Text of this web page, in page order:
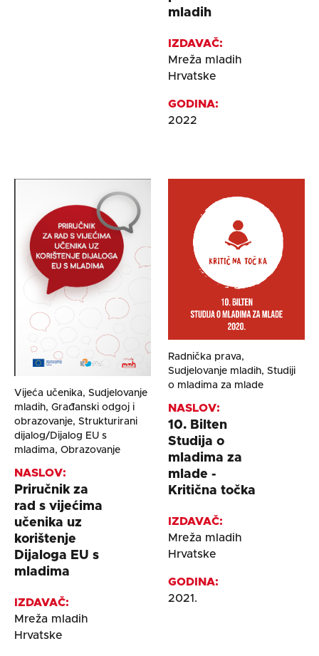
mladih
IZDAVAČ:
Mreža mladih
Hrvatske
GODINA:
2022
Vijeća učenika, Sudjelovanje
mladih, Građanski odgoj i
obrazovanje, Strukturirani
dijalog/Dijalog EU s
mladima, Obrazovanje
NASLOV:
Priručnik za
rad s vijećima
učenika uz
korištenje
Dijaloga EU s
mladima
IZDAVAČ:
Mreža mladih
Hrvatske
Radnička prava,
Sudjelovanje mladih, Studiji
o mladima za mlade
NASLOV:
10. Bilten
Studija o
mladima za
mlade -
Kritična točka
IZDAVAČ:
Mreža mladih
Hrvatske
GODINA:
2021.